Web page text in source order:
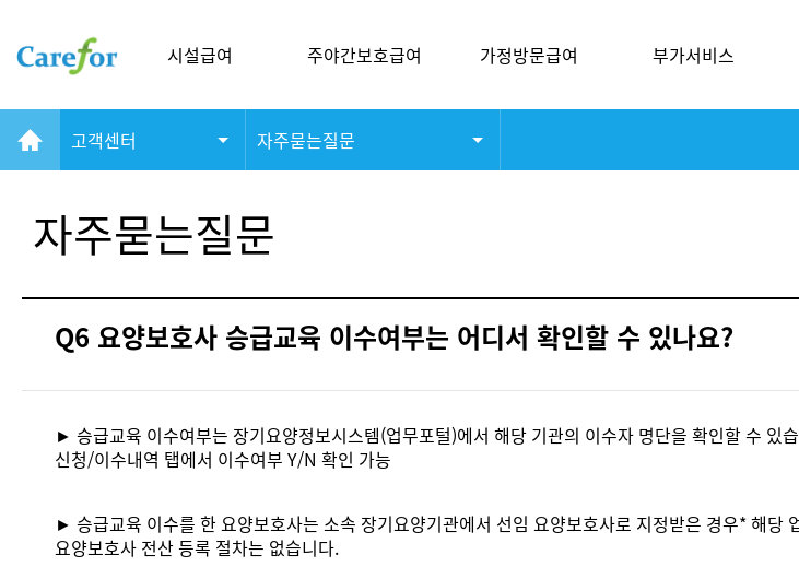
시설급여 주야간보호급여 가정방문급여 부가서비스
고객센터 자주묻는질문
자주묻는질문
Q6 요양보호사 승급교육 이수여부는 어디서 확인할 수 있나요?
► 승급교육 이수여부는 장기요양정보시스템(업무포털)에서 해당 기관의 이수자 명단을 확인할 수
신청/이수내역 탭에서 이수여부 Y/N 확인 가능
► 승급교육 이수를 한 요양보호사는 소속 장기요양기관에서 선임 요양보호사로 지정받은 경우* 해
요양보호사 전산 등록 절차는 없습니다.